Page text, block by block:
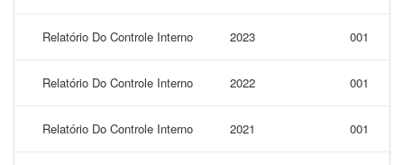
Relatório Do Controle Interno 2023 001
Relatório Do Controle Interno 2022 001
Relatório Do Controle Interno 2021 001